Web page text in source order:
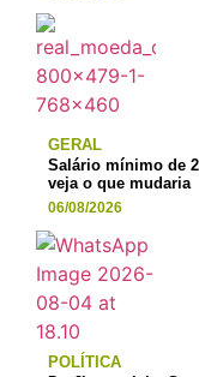
GERAL
Salário mínimo de
veja o que mudaria
06/08/2026
POLÍTICA